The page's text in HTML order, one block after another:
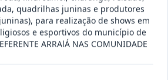
de oficinas
quadrilhas juninas e produtores
para realização de shows em
e esportivos do município de
ARRAlÁ NAS COMUNIDADE